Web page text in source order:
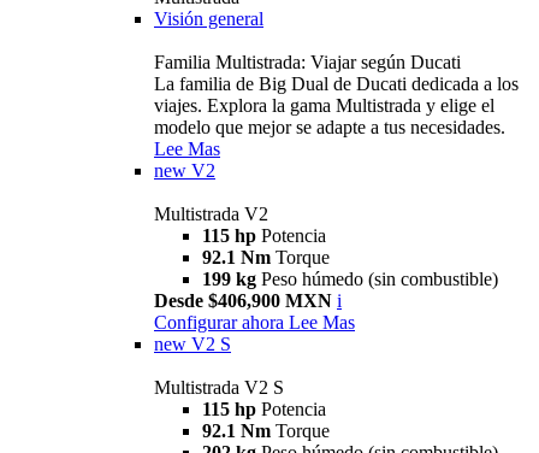
Visión general
Familia Multistrada: Viajar según Ducati
La familia de Big Dual de Ducati dedicada a los
viajes. Explora la gama Multistrada y elige el
modelo que mejor se adapte a tus necesidades.
Lee Mas
new V2
Multistrada V2
115 hp Potencia
92.1 Nm Torque
199 kg Peso húmedo (sin combustible)
Desde $406,900 MXN i
Configurar ahora Lee Mas
new V2 S
Multistrada V2 S
115 hp Potencia
92.1 Nm Torque